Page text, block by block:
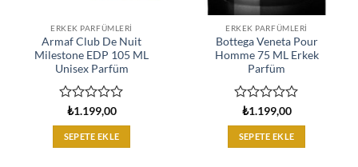
ERKEK PARFÜMLERI
Armaf Club De Nuit
Milestone EDP 105 ML
Unisex Parfüm
üzerinden
0
oy
₺1.199,00
SEPETE EKLE
ERKEK PARFÜMLERI
Bottega Veneta Pour
Homme 75 ML Erkek
Parfüm
üzerinden
0
oy
₺1.199,00
SEPETE EKLE